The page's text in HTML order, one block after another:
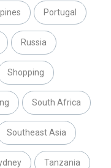
Portugal
Russia
Shopping
South Africa
Southeast Asia
Tanzania